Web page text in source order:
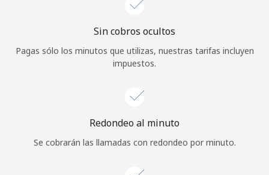
Continuar con
Sin cobros ocultos
Pagas sólo los minutos que utilizas, nuestras tarifas incluyen
impuestos.
Redondeo al minuto
Se cobrarán las llamadas con redondeo por minuto.